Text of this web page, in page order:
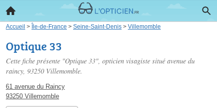
Accueil > Île-de-France > Seine-Saint-Denis > Villemomble
Optique 33
Cette fiche présente "Optique 33", opticien visagiste situé avenue du
raincy, 93250 Villemomble.
61 avenue du Raincy
93250 Villemomble